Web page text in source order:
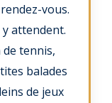
vous.
attendent.
tennis,
balades
de jeux